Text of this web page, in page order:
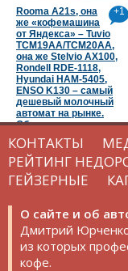
+1
Rooma A21s, она
же «кофемашина
от Яндекса» – Tuvio
TCM19AA/TCM20AA,
она же Stelvio AX100,
Rondell RDE-1118,
Hyundai HAM-5405,
ENSO K130 – самый
дешевый молочный
автомат на рынке.
Обзор и тест
КОНТАКТЫ
РЕЙТИНГ
ГЕЙЗЕРНЫЕ
О сайте и об
Дмитрий
из которых
кофе.